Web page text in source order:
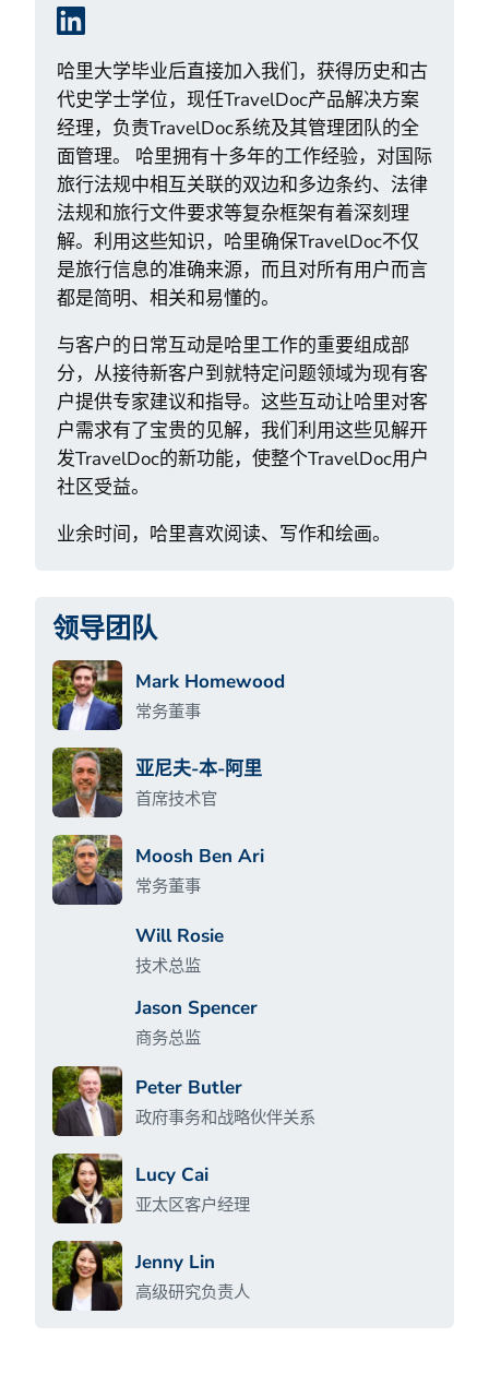
LinkedIn
哈里大学毕业后直接加入我们，获得历史和古
代史学士学位，现任TravelDoc产品解决方案
经理，负责TravelDoc系统及其管理团队的全
面管理。 哈里拥有十多年的工作经验，对国际
旅行法规中相互关联的双边和多边条约、法律
法规和旅行文件要求等复杂框架有着深刻理
解。利用这些知识，哈里确保TravelDoc不仅
是旅行信息的准确来源，而且对所有用户而言
都是简明、相关和易懂的。
与客户的日常互动是哈里工作的重要组成部
分，从接待新客户到就特定问题领域为现有客
户提供专家建议和指导。这些互动让哈里对客
户需求有了宝贵的见解，我们利用这些见解开
发TravelDoc的新功能，使整个TravelDoc用户
社区受益。
业余时间，哈里喜欢阅读、写作和绘画。
领导团队
Mark Homewood
常务董事
亚尼夫-本-阿里
首席技术官
Moosh Ben Ari
常务董事
Will Rosie
技术总监
Jason Spencer
商务总监
Peter Butler
政府事务和战略伙伴关系
Lucy Cai
亚太区客户经理
Jenny Lin
高级研究负责人